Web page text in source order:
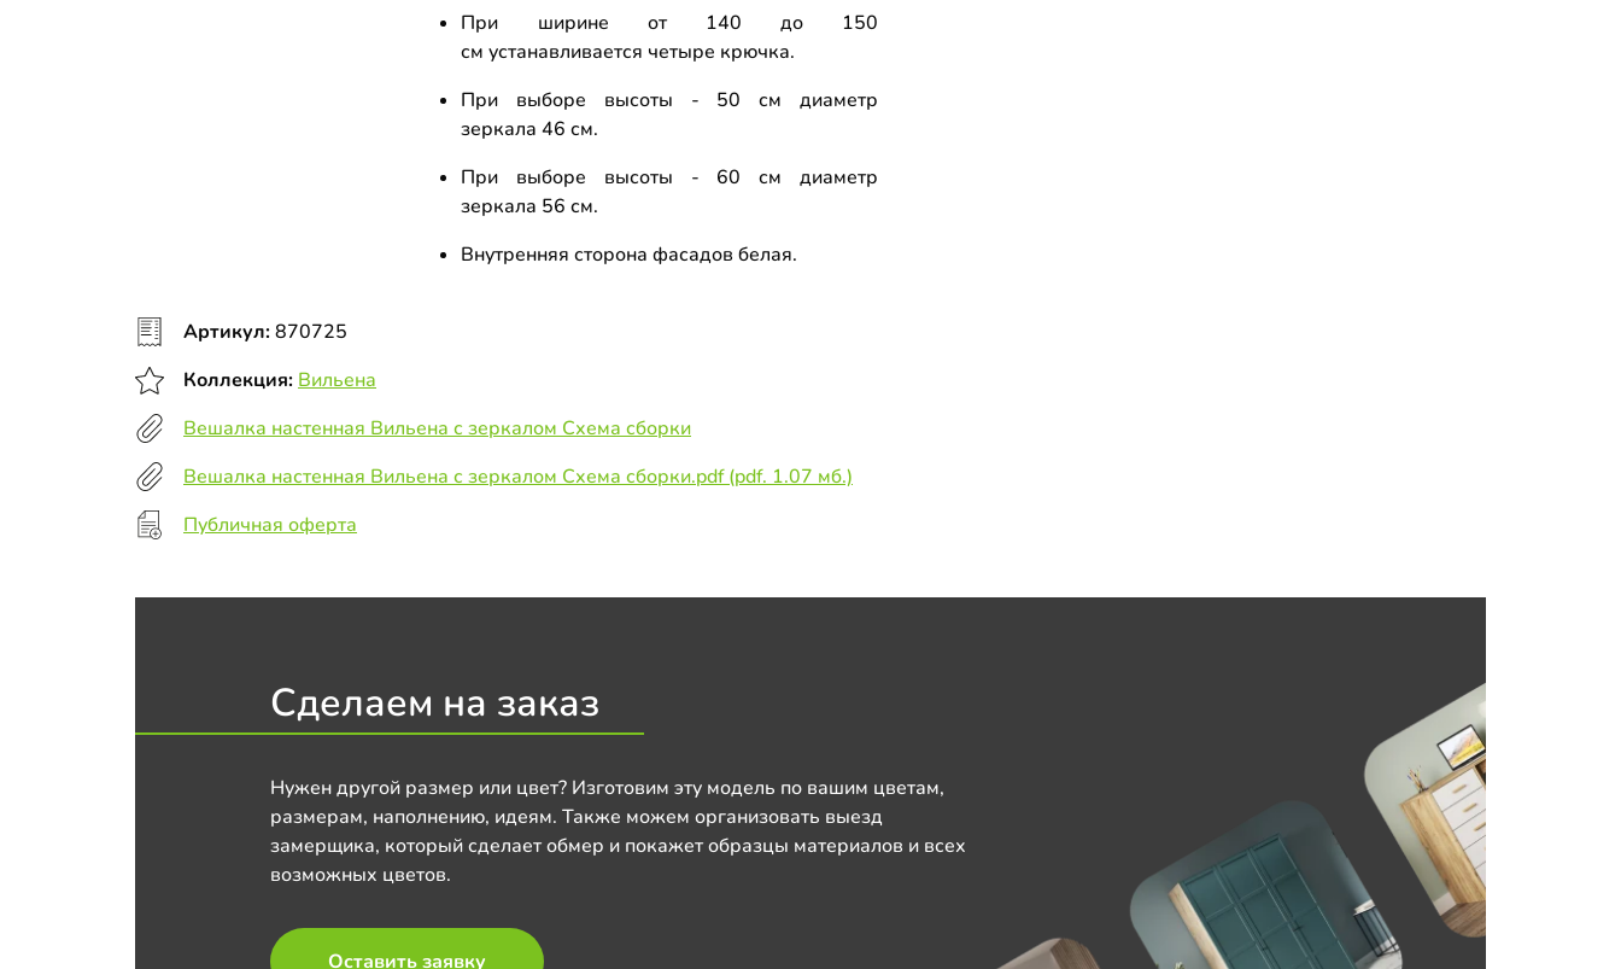
При ширине от 140 до 150
см устанавливается четыре крючка.
При выборе высоты - 50 см диаметр
зеркала 46 см.
При выборе высоты - 60 см диаметр
зеркала 56 см.
Внутренняя сторона фасадов белая.
Артикул:870725
Коллекция: Вильена
Вешалка настенная Вильена с зеркалом Схема сборки
Вешалка настенная Вильена с зеркалом Схема сборки.pdf (pdf. 1.07 мб.)
Публичная оферта
Сделаем на заказ
Нужен другой размер или цвет? Изготовим эту модель по вашим цветам,
размерам, наполнению, идеям. Также можем организовать выезд
замерщика, который сделает обмер и покажет образцы материалов и всех
возможных цветов.
Оставить заявку